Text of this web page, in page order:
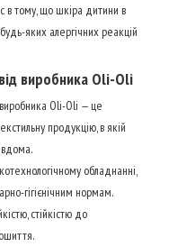
в тому, що шкіра дитини в
яких алергічних реакцій
виробника Oli-Oli
Oli-Oli — це
продукцію, в якій
обладнанні,
гігієнічним нормам.
стійкістю до